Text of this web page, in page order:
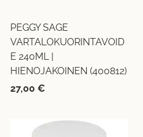
PEGGY SAGE
VARTALOKUORINTAVOID
E 240ML |
HIENOJAKOINEN (400812)
27,00 €